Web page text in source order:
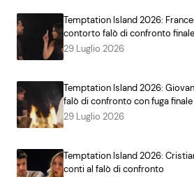
Temptation Island 2026:
contorto falò di confronto finale
29 Luglio 2026
Temptation Island 2026:
falò di confronto con fuga finale
29 Luglio 2026
Temptation Island 2026:
conti al falò di confronto